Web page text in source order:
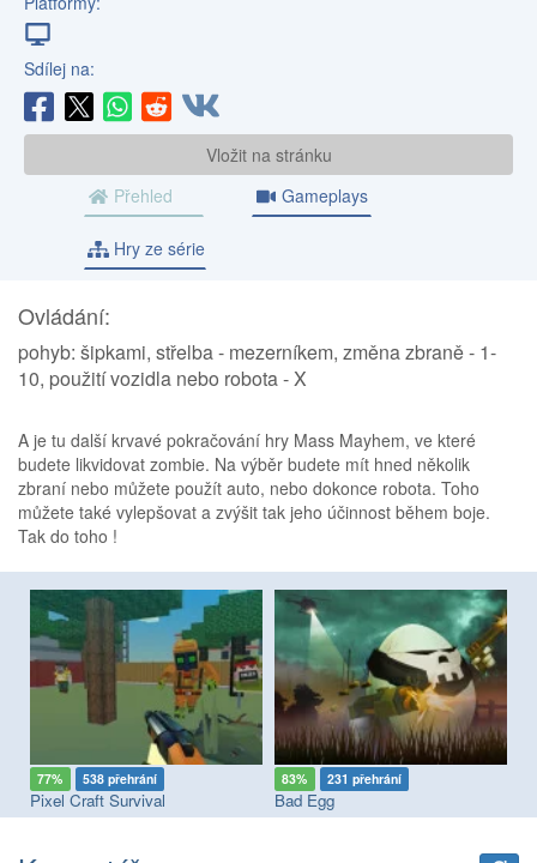
Sdílej na:
Vložit na stránku
Přehled
Gameplays
Hry ze série
Ovládání:
pohyb: šipkami, střelba - mezerníkem, změna zbraně - 1-
10, použití vozidla nebo robota - X
A je tu další krvavé pokračování hry Mass Mayhem, ve které
budete likvidovat zombie. Na výběr budete mít hned několik
zbraní nebo můžete použít auto, nebo dokonce robota. Toho
můžete také vylepšovat a zvýšit tak jeho účinnost během boje.
Tak do toho !
77% 538 přehrání
Pixel Craft Survival
83% 231 přehrání
Bad Egg